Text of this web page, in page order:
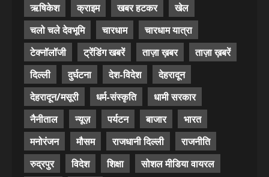
ऋषिकेश
क्राइम खबर हटकर
खेल
चलो चले देवभूमि
चारधाम
चारधाम यात्रा
टेक्नॉलॉजी
ट्रेंडिंग खबरें ताज़ा ख़बर
ताज़ा ख़बरें
दिल्ली
दुर्घटना देश-विदेश
देहरादून
देहरादून/मसूरी
धर्म-संस्कृति
धामी सरकार
नैनीताल
न्यूज़ पर्यटन बाजार
भारत
मनोरंजन
मौसम राजधानी दिल्ली
राजनीति
रुद्रपुर
विदेश शिक्षा
सोशल मीडिया वायरल